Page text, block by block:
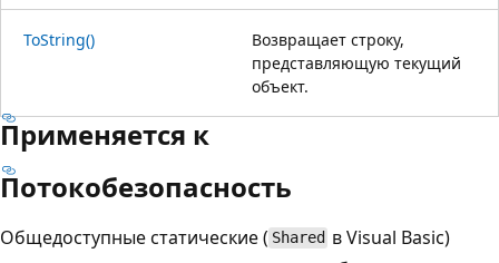
ToString()
Возвращает строку,
представляющую текущий
объект.
Применяется к
Потокобезопасность
Общедоступные статические ( Shared в Visual Basic)